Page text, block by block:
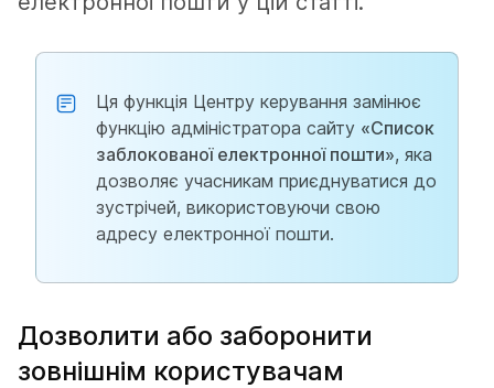
Ця функція Центру керування замінює
функцію адміністратора сайту «Список
заблокованої електронної пошти», яка
дозволяє учасникам приєднуватися до
зустрічей, використовуючи свою
адресу електронної пошти.
Дозволити або заборонити
зовнішнім користувачам